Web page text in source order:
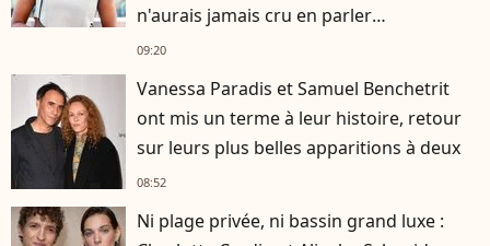
n'aurais jamais cru en parler
publiquement"
09:20
Vanessa Paradis et Samuel Benchetrit
ont mis un terme à leur histoire, retour
sur leurs plus belles apparitions à deux
08:52
Ni plage privée, ni bassin grand luxe :